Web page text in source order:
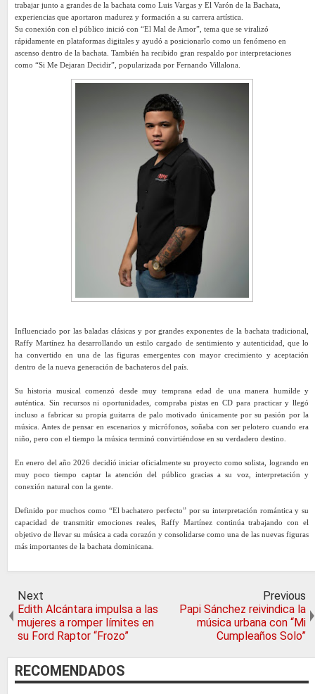
trabajar junto a grandes de la bachata como Luis Vargas y El Varón de la Bachata,
experiencias que aportaron madurez y formación a su carrera artística.
Su conexión con el público inició con “El Mal de Amor”, tema que se viralizó
rápidamente en plataformas digitales y ayudó a posicionarlo como un fenómeno en
ascenso dentro de la bachata. También ha recibido gran respaldo por interpretaciones
como “Si Me Dejaran Decidir”, popularizada por Fernando Villalona.
Influenciado por las baladas clásicas y por grandes exponentes de la bachata tradicional,
Raffy Martínez ha desarrollando un estilo cargado de sentimiento y autenticidad, que lo
ha convertido en una de las figuras emergentes con mayor crecimiento y aceptación
dentro de la nueva generación de bachateros del país.
Su historia musical comenzó desde muy temprana edad de una manera humilde y
auténtica. Sin recursos ni oportunidades, compraba pistas en CD para practicar y llegó
incluso a fabricar su propia guitarra de palo motivado únicamente por su pasión por la
música. Antes de pensar en escenarios y micrófonos, soñaba con ser pelotero cuando era
niño, pero con el tiempo la música terminó convirtiéndose en su verdadero destino.
En enero del año 2026 decidió iniciar oficialmente su proyecto como solista, logrando en
muy poco tiempo captar la atención del público gracias a su voz, interpretación y
conexión natural con la gente.
Definido por muchos como “El bachatero perfecto” por su interpretación romántica y su
capacidad de transmitir emociones reales, Raffy Martínez continúa trabajando con el
objetivo de llevar su música a cada corazón y consolidarse como una de las nuevas figuras
más importantes de la bachata dominicana.
Next
Edith Alcántara impulsa a las
mujeres a romper límites en
su Ford Raptor “Frozo”
Previous
Papi Sánchez reivindica la
música urbana con “Mi
Cumpleaños Solo”
RECOMENDADOS